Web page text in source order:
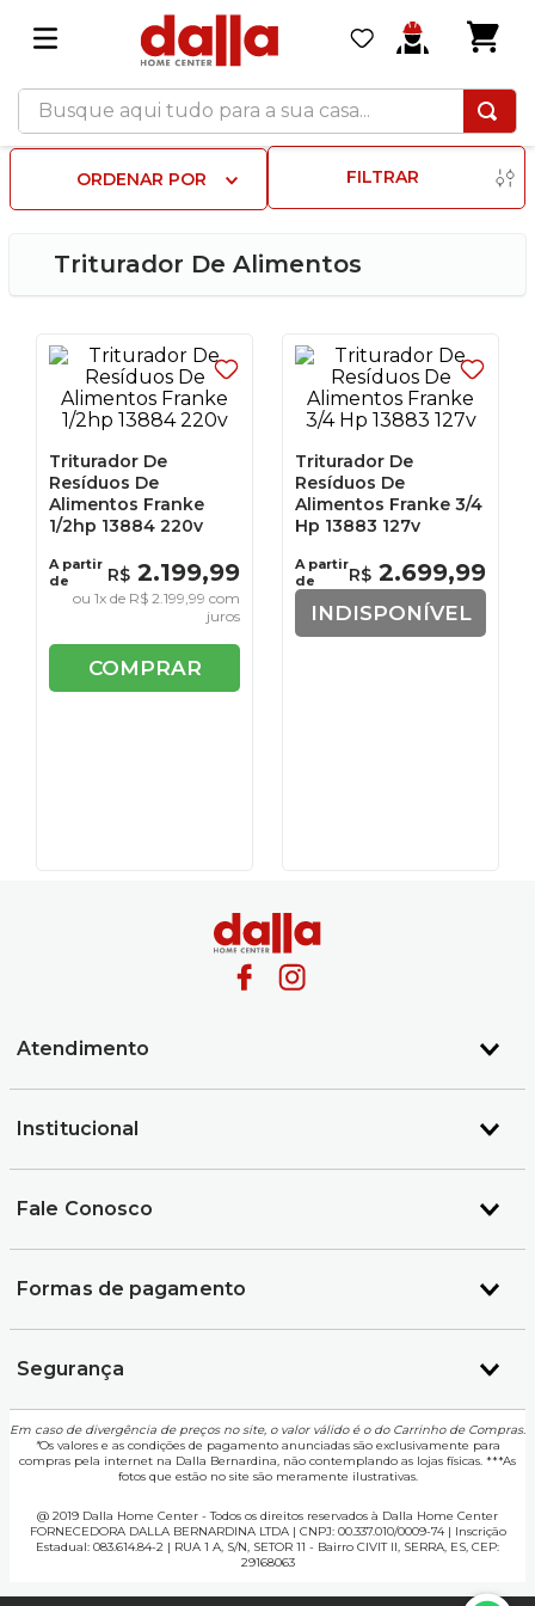
Busque aqui tudo para a sua casa...
ORDENAR POR FILTRAR
Triturador De Alimentos
Triturador De
Resíduos De
Alimentos Franke
1/2hp 13884 220v
A partir
de
R$ 2.199,99
ou1x de R$ 2.199,99 com
juros
COMPRAR
Triturador De
Resíduos De
Alimentos Franke 3/4
Hp 13883 127v
A partir
de
R$ 2.699,99
INDISPONÍVEL
Atendimento
Institucional
Fale Conosco
Formas de pagamento
Segurança
Em caso de divergência de preços no site, o valor válido é o do Carrinho de Compras.
*Os valores e as condições de pagamento anunciadas são exclusivamente para
compras pela internet na Dalla Bernardina, não contemplando as lojas físicas. ***As
fotos que estão no site são meramente ilustrativas.
@ 2019 Dalla Home Center - Todos os direitos reservados à Dalla Home Center
FORNECEDORA DALLA BERNARDINA LTDA | CNPJ: 00.337.010/0009-74 | Inscrição
Estadual: 083.614.84-2 | RUA 1 A, S/N, SETOR 11 - Bairro CIVIT II, SERRA, ES, CEP:
29168063